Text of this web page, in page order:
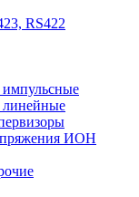
RS422
импульсные
линейные
ИОН